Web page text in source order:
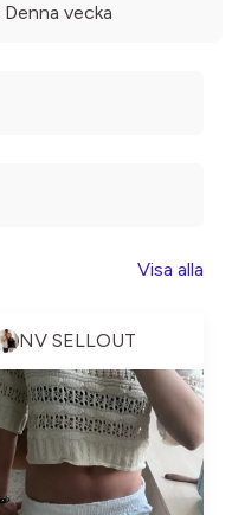
Denna vecka
Visa alla
NV SELLOUT